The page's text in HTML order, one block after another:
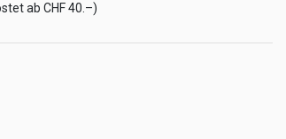
ab CHF 40.–)